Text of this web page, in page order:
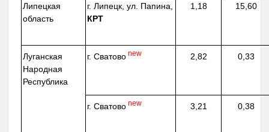
Липецкая
область
г. Липецк, ул. Папина,
КРТ
1,18 15,60
Луганская
Народная
Республика
г. Сватово new 2,82 0,33
г. Сватово new 3,21 0,38